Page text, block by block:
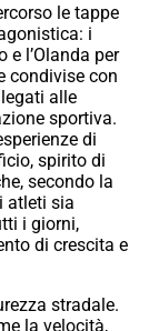
le tappe
i
l’Olanda per
condivise con
alle
sportiva.
di
spirito di
secondo la
atleti sia
i giorni,
di crescita e
stradale.
la velocità,